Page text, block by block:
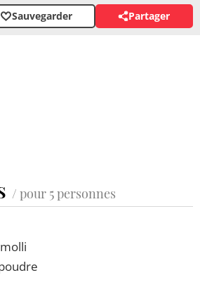
Sauvegarder Partager
/ pour 5 personnes